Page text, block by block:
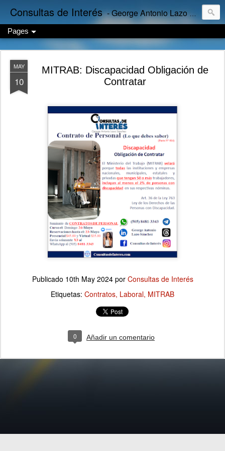
Consultas de Interés - George Antonio Lazo Sánchez
Pages
MAY
10
MITRAB: Discapacidad Obligación de
Contratar
Publicado 10th May 2024por Consultas de Interés
Etiquetas: Contratos Laboral MITRAB
0 Añadir un comentario